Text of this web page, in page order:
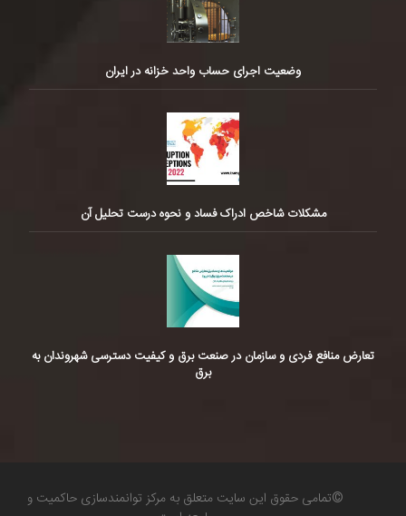
وضعیت اجرای حساب واحد خزانه در ایران
مشکلات شاخص ادراک فساد و نحوه درست تحلیل آن
تعارض منافع فردی و سازمان در صنعت برق و کیفیت دسترسی شهروندان به
برق
©تمامی حقوق این سایت متعلق به مرکز توانمندسازی حاکمیت و